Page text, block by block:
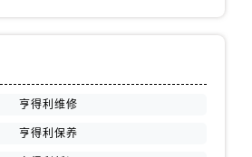
亨得利维修
亨得利保养